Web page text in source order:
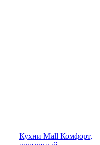
Кухни Mall Комфорт,